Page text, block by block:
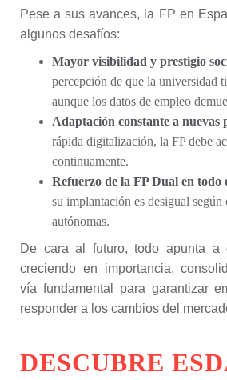
Pese a sus avances, la FP en
algunos desafíos:
Mayor visibilidad y prestigio
percepción de que la universidad
aunque los datos de empleo
Adaptación constante a nuevas
rápida digitalización, la FP debe
continuamente.
Refuerzo de la FP Dual en
su implantación es desigual según
autónomas.
De cara al futuro, todo apunta a
creciendo en importancia,
vía fundamental para garantizar
responder a los cambios del
DESCUBRE